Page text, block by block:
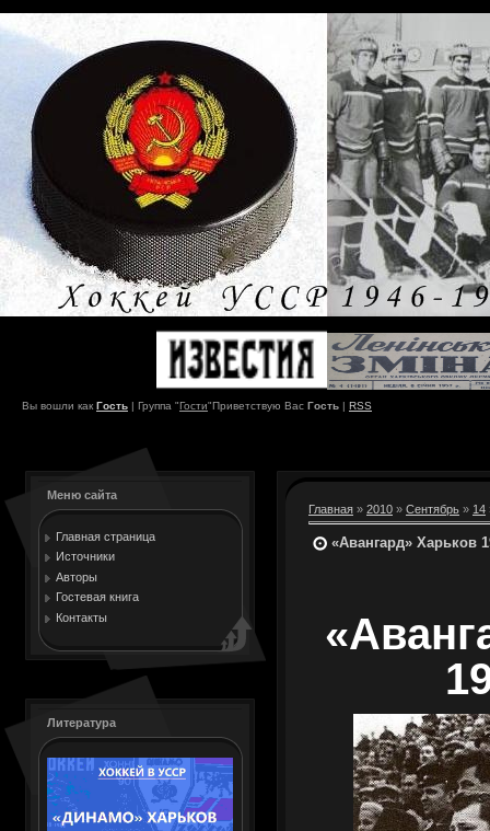
Вы вошли как Гость | Группа "Гости"Приветствую Вас Гость | RSS
Меню сайта
Главная страница
Источники
Авторы
Гостевая книга
Контакты
Литература
Главная » 2010 » Сентябрь » 14
«Авангард» Харьков